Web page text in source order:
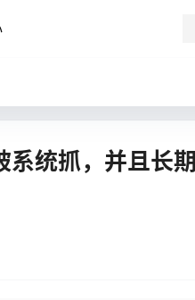
统抓，并且长期